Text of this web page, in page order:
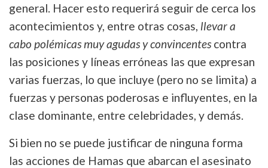
general. Hacer esto requerirá seguir de cerca los
acontecimientos y, entre otras cosas, llevar a
cabo polémicas muy agudas y convincentescontra
las posiciones y líneas erróneas las que expresan
varias fuerzas, lo que incluye (pero no se limita) a
fuerzas y personas poderosas e influyentes, en la
clase dominante, entre celebridades, y demás.
Si bien no se puede justificar de ninguna forma
las acciones de Hamas que abarcan el asesinato